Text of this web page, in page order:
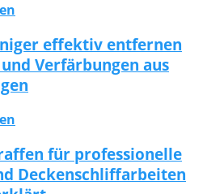
effektiv entfernen
Verfärbungen aus
für professionelle
Deckenschliffarbeiten